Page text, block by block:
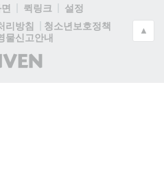
퀵링크
설정
리방침
청소년보호정책
물신고안내
(주)
인
▲